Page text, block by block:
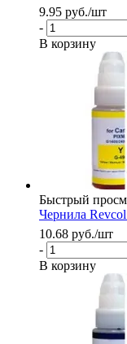
9.95 руб./шт
-
В корзину
Быстрый
Чернила
10.68 руб./шт
-
В корзину